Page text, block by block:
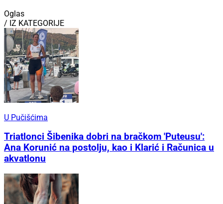
Oglas
/ IZ KATEGORIJE
U Pučišćima
Triatlonci Šibenika dobri na bračkom 'Puteusu':
Ana Korunić na postolju, kao i Klarić i Računica u
akvatlonu